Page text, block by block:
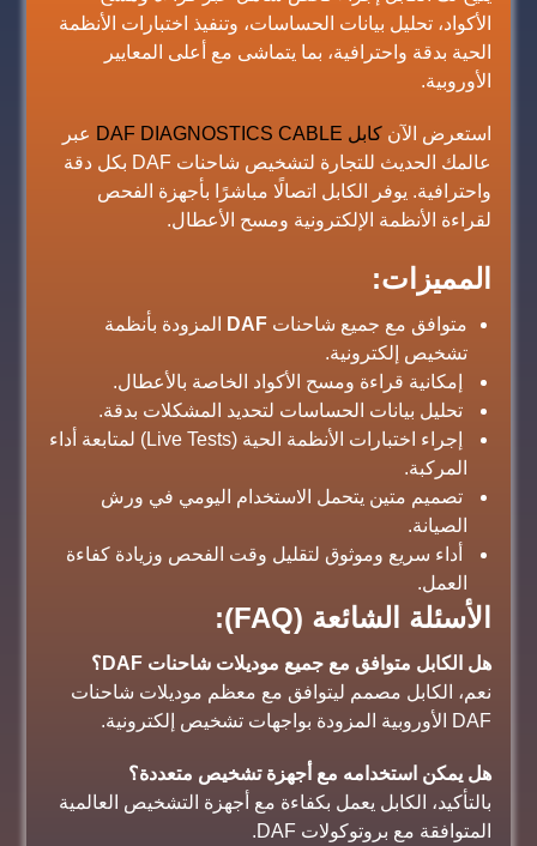
الأكواد، تحليل بيانات الحساسات، وتنفيذ اختبارات الأنظمة
الحية بدقة واحترافية، بما يتماشى مع أعلى المعايير
الأوروبية.
استعرض الآنكابل DAF DIAGNOSTICS CABLE
عبر
عالمك الحديث للتجارة لتشخيص شاحنات DAF بكل دقة
واحترافية. يوفر الكابل اتصالًا مباشرًا بأجهزة الفحص
لقراءة الأنظمة الإلكترونية ومسح الأعطال.
المميزات:
متوافق مع جميع شاحناتDAF
المزودة بأنظمة
تشخيص إلكترونية.
إمكانية قراءة ومسح الأكواد الخاصة بالأعطال.
تحليل بيانات الحساسات لتحديد المشكلات بدقة.
إجراء اختبارات الأنظمة الحية (Live Tests) لمتابعة أداء
المركبة.
تصميم متين يتحمل الاستخدام اليومي في ورش
الصيانة.
أداء سريع وموثوق لتقليل وقت الفحص وزيادة كفاءة
العمل.
الأسئلة الشائعة (FAQ):
هل الكابل متوافق مع جميع موديلات شاحنات DAF؟
نعم، الكابل مصمم ليتوافق مع معظم موديلات شاحنات
DAF الأوروبية المزودة بواجهات تشخيص إلكترونية.
هل يمكن استخدامه مع أجهزة تشخيص متعددة؟
بالتأكيد، الكابل يعمل بكفاءة مع أجهزة التشخيص العالمية
المتوافقة مع بروتوكولات DAF.